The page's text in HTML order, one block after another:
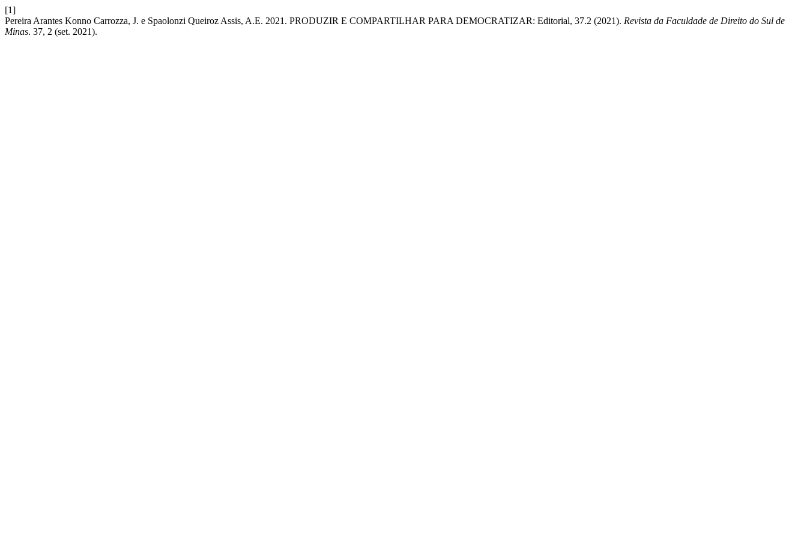
[1]
Pereira Arantes Konno Carrozza, J. e Spaolonzi Queiroz Assis, A.E. 2021. PRODUZIR E COMPARTILHAR PARA DEMOCRATIZAR: Editorial, 37.2 (2021). Revista da Faculdade de Direito do Sul de
Minas. 37, 2 (set. 2021).